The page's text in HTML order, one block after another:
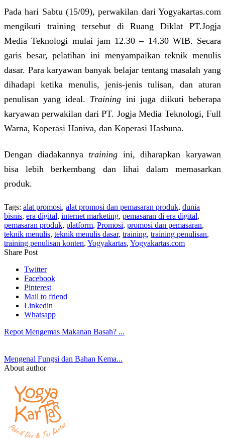
Pada hari Sabtu (15/09), perwakilan dari Yogyakartas.com
mengikuti training tersebut di Ruang Diklat PT.Jogja
Media Teknologi mulai jam 12.30 – 14.30 WIB. Secara
garis besar, pelatihan ini menyampaikan teknik menulis
dasar. Para karyawan banyak belajar tentang masalah yang
dihadapi ketika menulis, jenis-jenis tulisan, dan aturan
penulisan yang ideal. Training ini juga diikuti beberapa
karyawan perwakilan dari PT. Jogja Media Teknologi, Full
Warna, Koperasi Haniva, dan Koperasi Hasbuna.
Dengan diadakannyatraining ini, diharapkan karyawan
bisa lebih berkembang dan lihai dalam memasarkan
produk.
Tags: alat promosi, alat promosi dan pemasaran produk, dunia
bisnis, era digital, internet marketing, pemasaran di era digital,
pemasaran produk, platform, Promosi, promosi dan pemasaran,
teknik menulis, teknik menulis dasar, training, training penulisan,
training penulisan konten, Yogyakartas, Yogyakartas.com
Share Post
Twitter
Facebook
Pinterest
Mail to friend
Linkedin
Whatsapp
Repot Mengemas Makanan Basah? ...
Mengenal Fungsi dan Bahan Kema...
About author